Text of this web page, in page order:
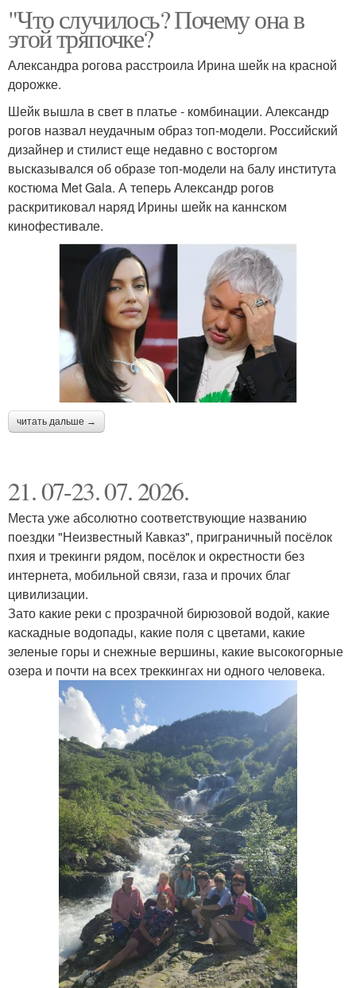
"Что случилось? Почему она в
этой тряпочке?
Александра рогова расстроила Ирина шейк на красной
дорожке.
Шейк вышла в свет в платье - комбинации. Александр
рогов назвал неудачным образ топ-модели. Российский
дизайнер и стилист еще недавно с восторгом
высказывался об образе топ-модели на балу института
костюма Met Gala. А теперь Александр рогов
раскритиковал наряд Ирины шейк на каннском
кинофестивале.
читать дальше →
21. 07-23. 07. 2026.
Места уже абсолютно соответствующие названию
поездки "Неизвестный Кавказ", приграничный посёлок
пхия и трекинги рядом, посёлок и окрестности без
интернета, мобильной связи, газа и прочих благ
цивилизации.
Зато какие реки с прозрачной бирюзовой водой, какие
каскадные водопады, какие поля с цветами, какие
зеленые горы и снежные вершины, какие высокогорные
озера и почти на всех треккингах ни одного человека.